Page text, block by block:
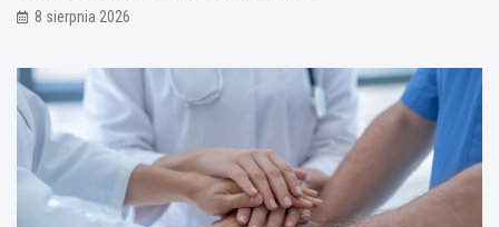
8 sierpnia 2026